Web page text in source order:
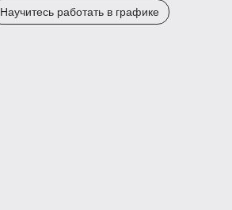
Научитесь работать в графике